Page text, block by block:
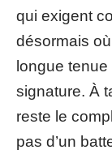
qui exigent
désormais
longue tenue
signature. À
reste le
pas d’un